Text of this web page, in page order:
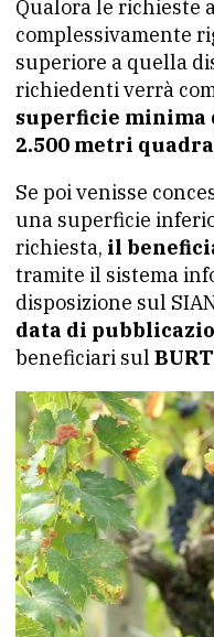
Qualora le richieste
complessivamente
superiore a quella
richiedenti verrà
superficie minima
2.500 metri
Se poi venisse
una superficie
richiesta, il
tramite il sistema
disposizione sul
data di
beneficiari sul